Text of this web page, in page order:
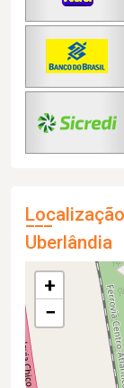
Uberlândia
+
−